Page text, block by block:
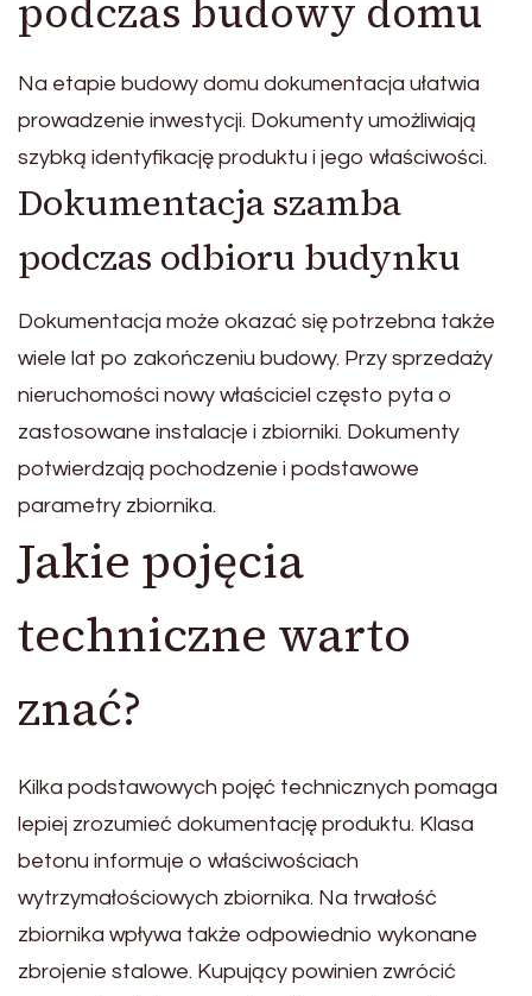
podczas budowy domu
Na etapie budowy domu dokumentacja ułatwia
prowadzenie inwestycji. Dokumenty umożliwiają
szybką identyfikację produktu i jego właściwości.
Dokumentacja szamba
podczas odbioru budynku
Dokumentacja może okazać się potrzebna także
wiele lat po zakończeniu budowy. Przy sprzedaży
nieruchomości nowy właściciel często pyta o
zastosowane instalacje i zbiorniki. Dokumenty
potwierdzają pochodzenie i podstawowe
parametry zbiornika.
Jakie pojęcia
techniczne warto
znać?
Kilka podstawowych pojęć technicznych pomaga
lepiej zrozumieć dokumentację produktu. Klasa
betonu informuje o właściwościach
wytrzymałościowych zbiornika. Na trwałość
zbiornika wpływa także odpowiednio wykonane
zbrojenie stalowe. Kupujący powinien zwrócić